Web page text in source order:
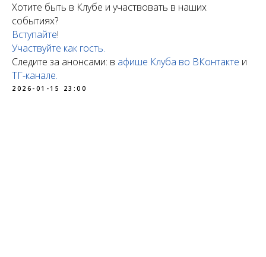
Хотите быть в Клубе и участвовать в наших
событиях?
Вступайте!
Участвуйте как гость.
Следите за анонсами: в афише Клуба во ВКонтакте и
ТГ-канале.
2026-01-15 23:00